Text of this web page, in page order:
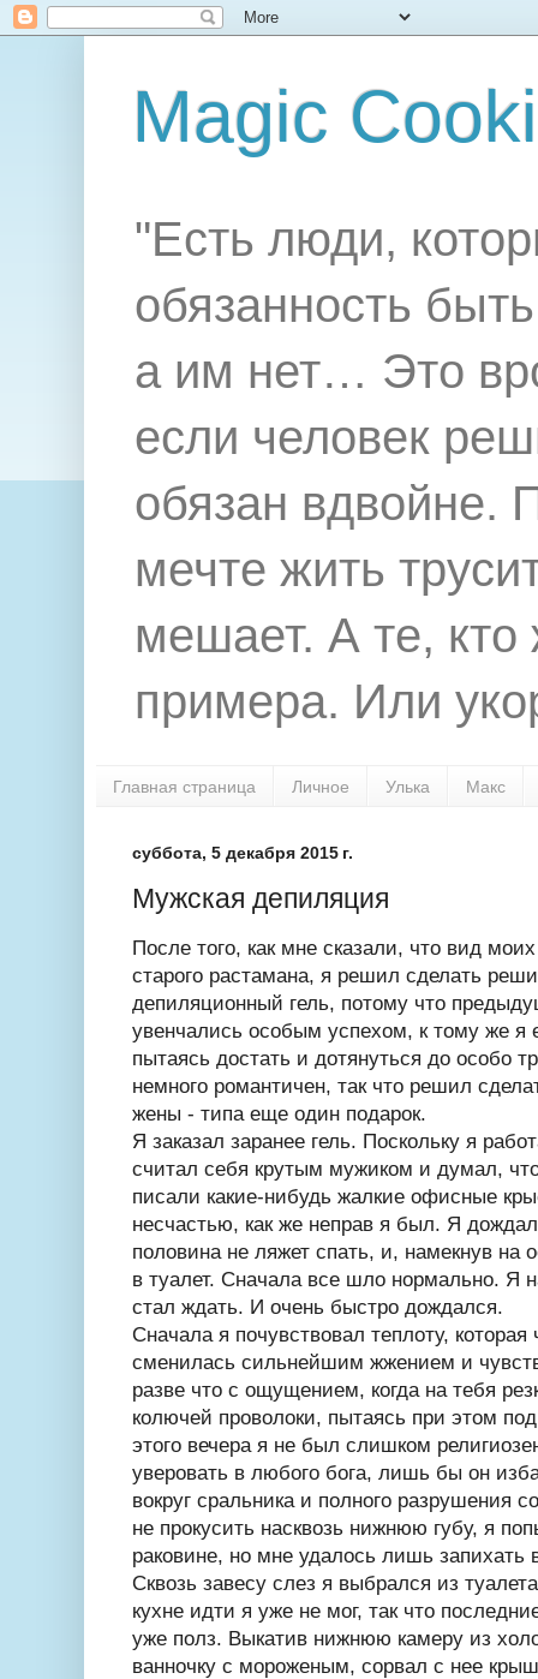
Magic
"Есть люди,
обязанность
а им нет… Это
если человек
обязан вдвойне.
мечте жить
мешает. А те,
примера. Или
Главная страница Личное Улька Макс
суббота, 5 декабря 2015 г.
Мужская депиляция
После того, как мне сказали, что вид
старого растамана, я решил сделать
депиляционный гель, потому что
увенчались особым успехом, к тому же я
пытаясь достать и дотянуться до особо
немного романтичен, так что решил
жены - типа еще один подарок.
Я заказал заранее гель. Поскольку я
считал себя крутым мужиком и думал,
писали какие-нибудь жалкие офисные
несчастью, как же неправ я был. Я
половина не ляжет спать, и, намекнув
в туалет. Сначала все шло нормально. Я
стал ждать. И очень быстро дождался.
Сначала я почувствовал теплоту, которая
сменилась сильнейшим жжением и
разве что с ощущением, когда на тебя
колючей проволоки, пытаясь при этом
этого вечера я не был слишком
уверовать в любого бога, лишь бы он
вокруг сральника и полного разрушения
не прокусить насквозь нижнюю губу, я
раковине, но мне удалось лишь запихать
Сквозь завесу слез я выбрался из
кухне идти я уже не мог, так что
уже полз. Выкатив нижнюю камеру из
ванночку с мороженым, сорвал с нее